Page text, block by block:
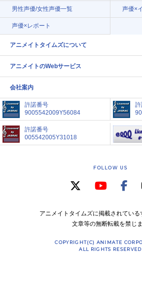
男性声優/女性声優一覧 声優×
声優×レポート
アニメイトタイムズについて
アニメイトのWebサービス
会社案内
許諾番号
9005542009Y56084
許諾番号
005542005Y31018
FOLLOW US
アニメイトタイムズに掲載されている
文章等の無断転載を禁じ
COPYRIGHT(C) ANIMATE
ALL RIGHTS RESERVED